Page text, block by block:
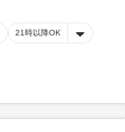
21時以降OK